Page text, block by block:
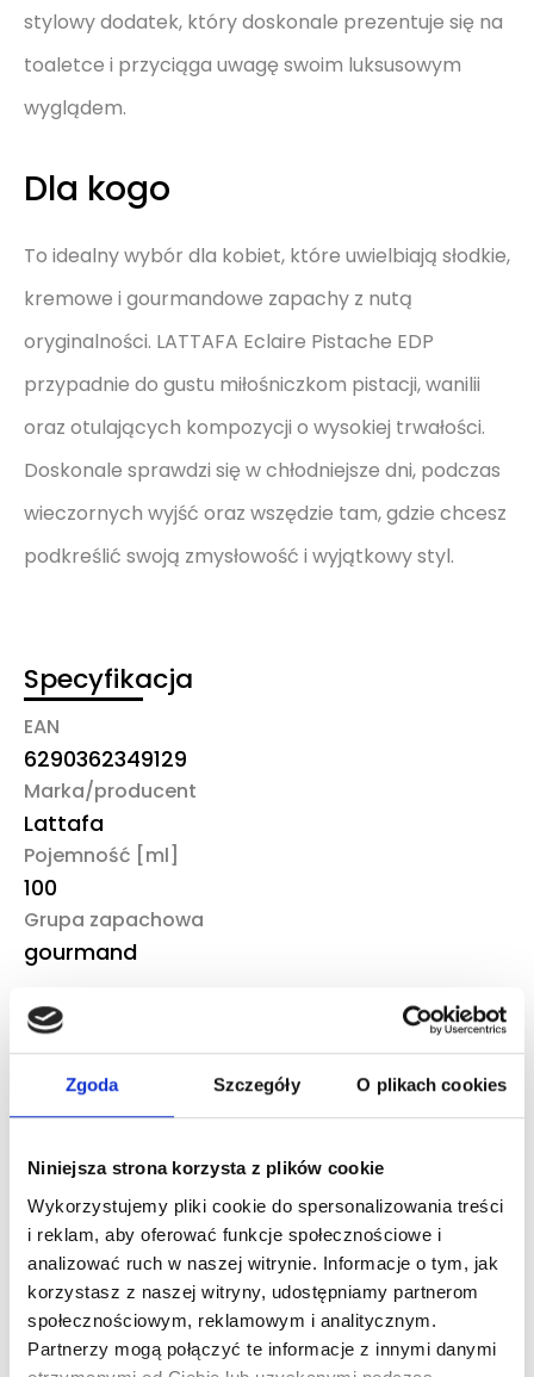
Zgoda Szczegóły O plikach cookies
Niniejsza strona korzysta z plików cookie
Wykorzystujemy pliki cookie do spersonalizowania treści
i reklam, aby oferować funkcje społecznościowe i
analizować ruch w naszej witrynie. Informacje o tym, jak
korzystasz z naszej witryny, udostępniamy partnerom
społecznościowym, reklamowym i analitycznym.
Partnerzy mogą połączyć te informacje z innymi danymi
stylowy dodatek, który doskonale prezentuje się na
toaletce i przyciąga uwagę swoim luksusowym
wyglądem.
Dla kogo
To idealny wybór dla kobiet, które uwielbiają słodkie,
kremowe i gourmandowe zapachy z nutą
oryginalności. LATTAFA Eclaire Pistache EDP
przypadnie do gustu miłośniczkom pistacji, wanilii
oraz otulających kompozycji o wysokiej trwałości.
Doskonale sprawdzi się w chłodniejsze dni, podczas
wieczornych wyjść oraz wszędzie tam, gdzie chcesz
podkreślić swoją zmysłowość i wyjątkowy styl.
Specyfikacja
EAN
6290362349129
Marka/producent
Lattafa
Pojemność [ml]
100
Grupa zapachowa
gourmand
Dostępność i logistyka
Wysyłka / odbiór osobisty
Kurier DHL, Paczkomat InPost, odiór osobisty
3-6 dni robocze
Dostępność magazynowa
Niska dostępność
To również może Ciebie
zainteresować